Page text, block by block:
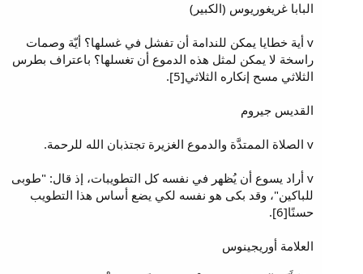
البابا غريغوريوس (الكبير)
v أية خطايا يمكن للندامة أن تفشل في غسلها؟ أيّة وصمات
راسخة لا يمكن لمثل هذه الدموع أن تغسلها؟ باعتراف بطرس
الثلاثي مسح إنكاره الثلاثي[5].
القديس جيروم
v الصلاة الممتدَّة والدموع الغزيرة تجتذبان الله للرحمة.
v أراد يسوع أن يُظهر في نفسه كل التطويبات، إذ قال: "طوبى
للباكين"، وقد بكى هو نفسه لكي يضع أساس هذا التطويب
حسنًا[6].
العلامة أوريجينوس